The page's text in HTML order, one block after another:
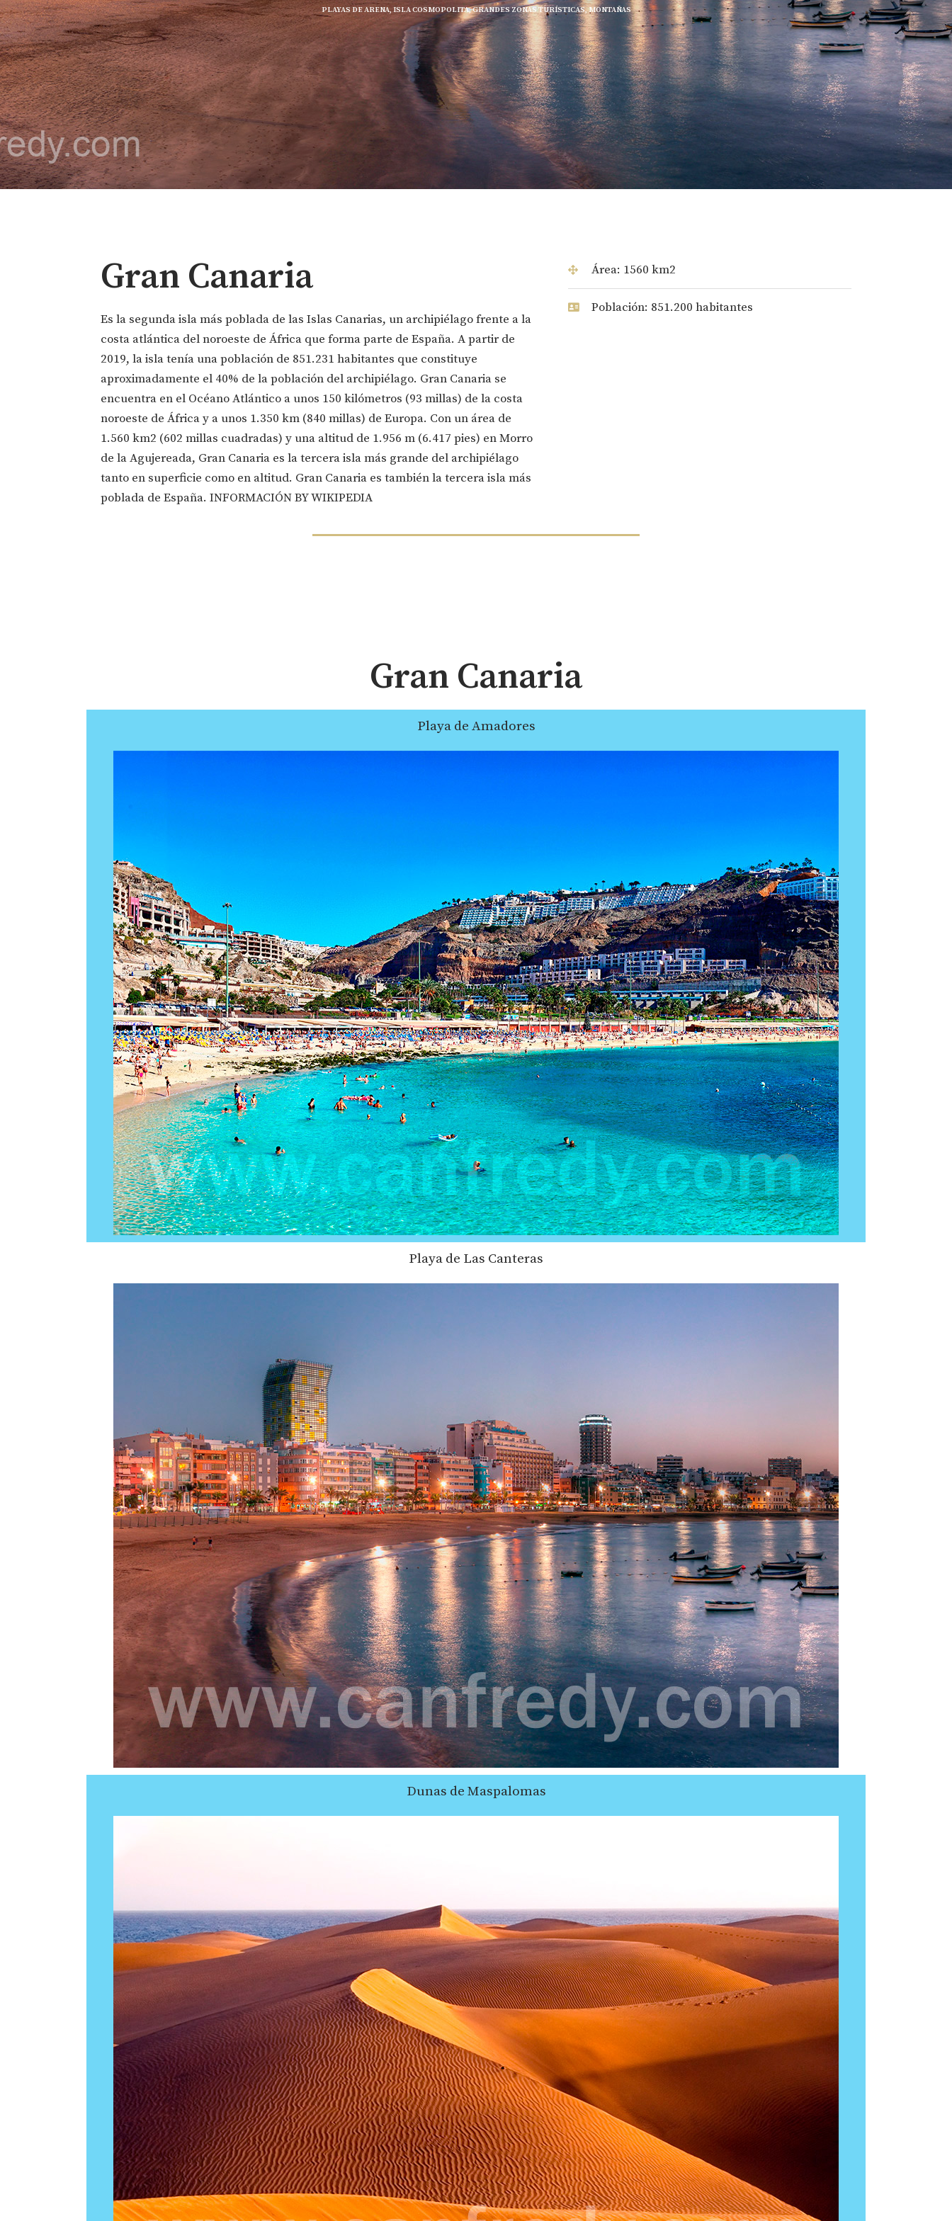
PLAYAS DE ARENA, ISLA COSMOPOLITA, GRANDES ZONAS TURÍSTICAS, MONTAÑAS
Gran Canaria
Es la segunda isla más poblada de las Islas Canarias, un archipiélago frente a la
costa atlántica del noroeste de África que forma parte de España. A partir de
2019, la isla tenía una población de 851.231 habitantes que constituye
aproximadamente el 40% de la población del archipiélago. Gran Canaria se
encuentra en el Océano Atlántico a unos 150 kilómetros (93 millas) de la costa
noroeste de África y a unos 1.350 km (840 millas) de Europa. Con un área de
1.560 km2 (602 millas cuadradas) y una altitud de 1.956 m (6.417 pies) en Morro
de la Agujereada, Gran Canaria es la tercera isla más grande del archipiélago
tanto en superficie como en altitud. Gran Canaria es también la tercera isla más
poblada de España. INFORMACIÓN BY WIKIPEDIA
Área: 1560 km2
Población: 851.200 habitantes
Gran Canaria
Playa de Amadores
Playa de Las Canteras
Dunas de Maspalomas